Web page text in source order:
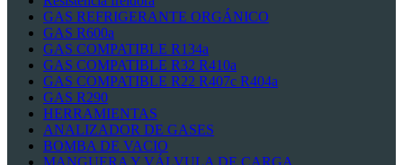
GAS REFRIGERANTE ORGÁNICO
GAS R600a
GAS COMPATIBLE R134a
GAS COMPATIBLE R32 R410a
GAS COMPATIBLE R22 R407c R404a
GAS R290
HERRAMIENTAS
ANALIZADOR DE GASES
BOMBA DE VACIO